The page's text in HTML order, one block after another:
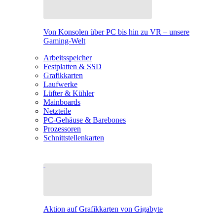
Von Konsolen über PC bis hin zu VR – unsere
Gaming-Welt
Arbeitsspeicher
Festplatten & SSD
Grafikkarten
Laufwerke
Lüfter & Kühler
Mainboards
Netzteile
PC-Gehäuse & Barebones
Prozessoren
Schnittstellenkarten
Aktion auf Grafikkarten von Gigabyte